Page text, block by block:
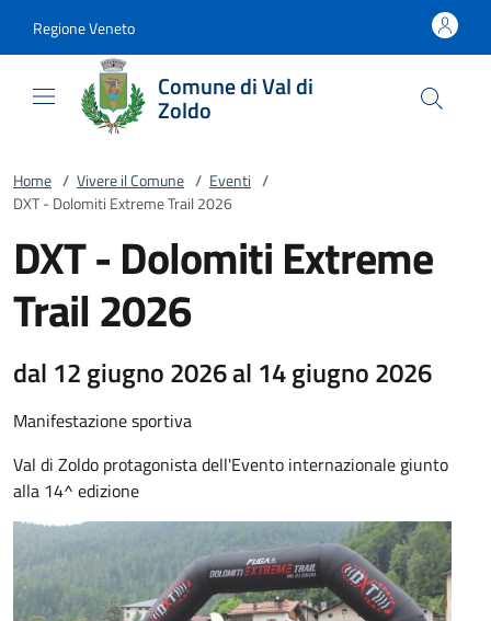
Regione Veneto
Comune di Val di
Zoldo
Home / Vivere il Comune / Eventi /
DXT - Dolomiti Extreme Trail 2026
DXT - Dolomiti Extreme
Trail 2026
dal 12 giugno 2026 al 14 giugno 2026
Manifestazione sportiva
Val di Zoldo protagonista dell'Evento internazionale giunto
alla 14^ edizione